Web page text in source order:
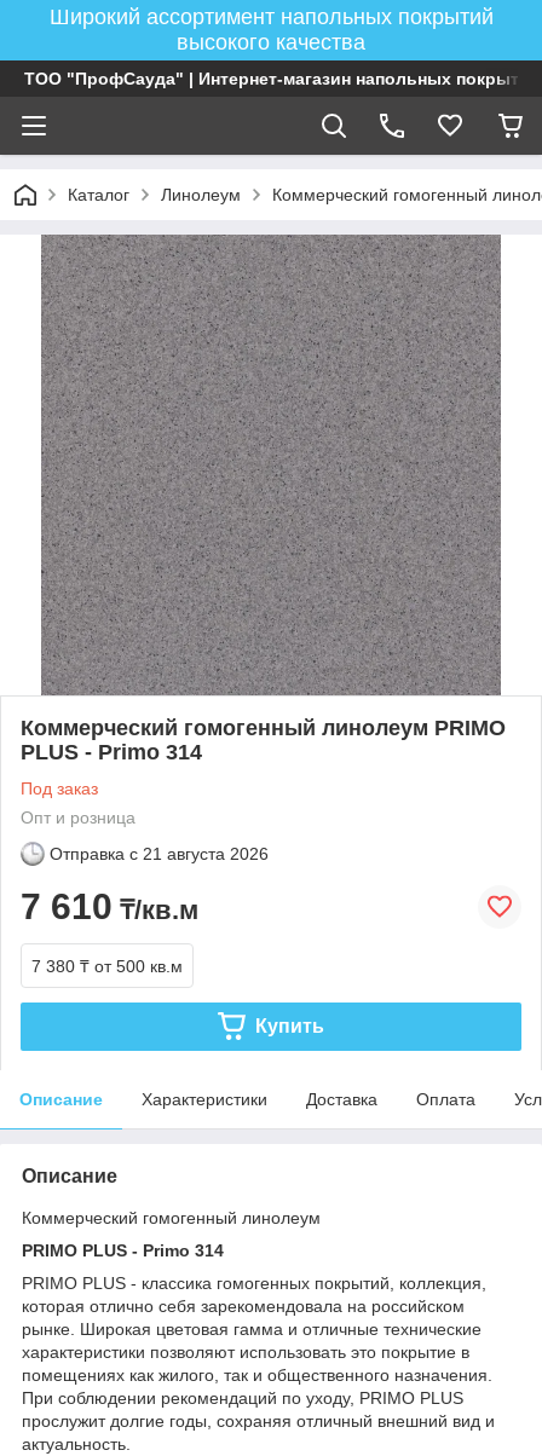
Широкий ассортимент напольных покрытий
высокого качества
ТОО "ПрофСауда" | Интернет-магазин напольных покрытий
Каталог Линолеум Коммерческий гомогенный
Коммерческий гомогенный линолеум PRIMO
PLUS - Primo 314
Под заказ
Опт и розница
Отправка с 21 августа 2026
7 610 ₸/кв.м
7 380 ₸ от 500 кв.м
Купить
Описание Характеристики Доставка Оплата
Описание
Коммерческий гомогенный линолеум
PRIMO PLUS - Primo 314
PRIMO PLUS - классика гомогенных покрытий, коллекция,
которая отлично себя зарекомендовала на российском
рынке. Широкая цветовая гамма и отличные технические
характеристики позволяют использовать это покрытие в
помещениях как жилого, так и общественного назначения.
При соблюдении рекомендаций по уходу, PRIMO PLUS
прослужит долгие годы, сохраняя отличный внешний вид и
актуальность.